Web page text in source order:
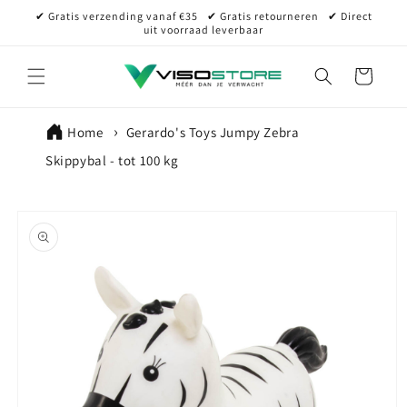
naar de
✔ Gratis verzending vanaf €35⠀✔ Gratis retourneren⠀✔ Direct
uit voorraad leverbaar
Winkelwagen
Home
Gerardo's Toys Jumpy Zebra
Skippybal - tot 100 kg